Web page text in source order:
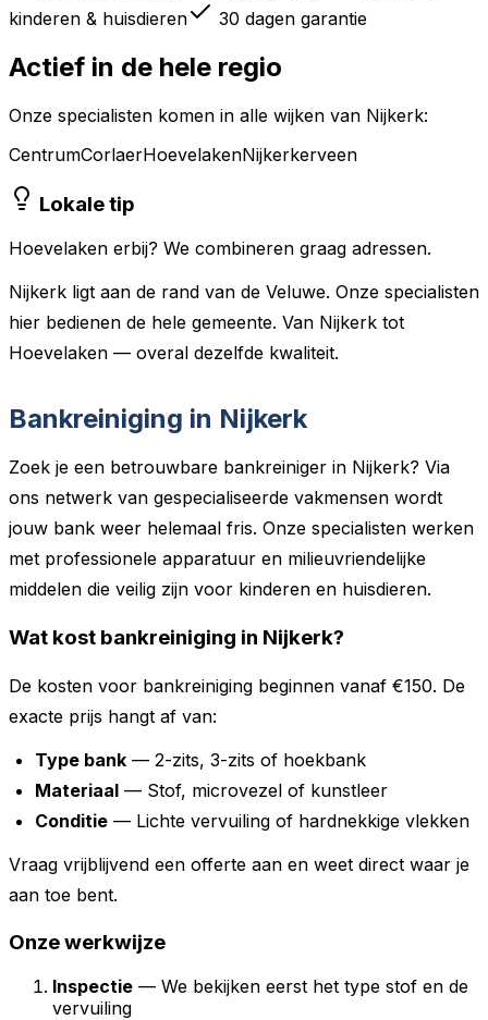
kinderen & huisdieren
30 dagen garantie
Actief in de hele regio
Onze specialisten komen in alle wijken van Nijkerk:
CentrumCorlaerHoevelakenNijkerkerveen
Lokale tip
Hoevelaken erbij? We combineren graag adressen.
Nijkerk ligt aan de rand van de Veluwe. Onze specialisten
hier bedienen de hele gemeente. Van Nijkerk tot
Hoevelaken — overal dezelfde kwaliteit.
Bankreiniging in Nijkerk
Zoek je een betrouwbare bankreiniger in Nijkerk? Via
ons netwerk van gespecialiseerde vakmensen wordt
jouw bank weer helemaal fris. Onze specialisten werken
met professionele apparatuur en milieuvriendelijke
middelen die veilig zijn voor kinderen en huisdieren.
Wat kost bankreiniging in Nijkerk?
De kosten voor bankreiniging beginnen vanaf €150. De
exacte prijs hangt af van:
Type bank — 2-zits, 3-zits of hoekbank
Materiaal — Stof, microvezel of kunstleer
Conditie — Lichte vervuiling of hardnekkige vlekken
Vraag vrijblijvend een offerte aan en weet direct waar je
aan toe bent.
Onze werkwijze
Inspectie — We bekijken eerst het type stof en de
vervuiling